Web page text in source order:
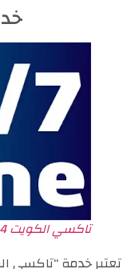
تاكسي الكويت 24